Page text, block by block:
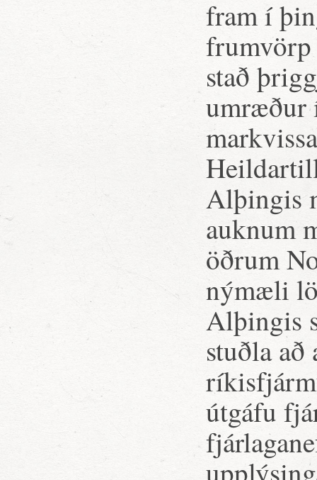
fram í
stað
umræður
Alþingis
auknum
öðrum
nýmæli
Alþingis
stuðla
útgáfu